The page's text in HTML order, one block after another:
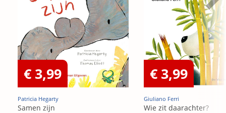
€ 3,99
Patricia Hegarty
Samen zijn
€ 3,99
Giuliano Ferri
Wie zit daarachter?